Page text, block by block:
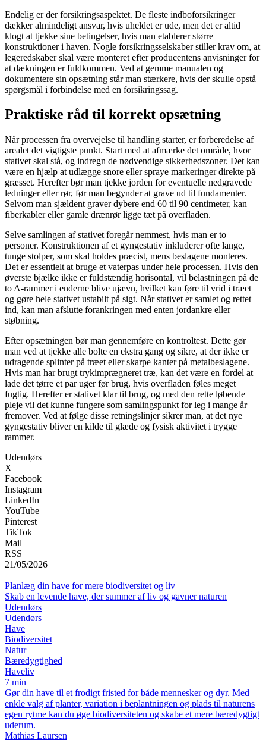
Endelig er der forsikringsaspektet. De fleste indboforsikringer
dækker almindeligt ansvar, hvis uheldet er ude, men det er altid
klogt at tjekke sine betingelser, hvis man etablerer større
konstruktioner i haven. Nogle forsikringsselskaber stiller krav om, at
legeredskaber skal være monteret efter producentens anvisninger for
at dækningen er fuldkommen. Ved at gemme manualen og
dokumentere sin opsætning står man stærkere, hvis der skulle opstå
spørgsmål i forbindelse med en forsikringssag.
Praktiske råd til korrekt opsætning
Når processen fra overvejelse til handling starter, er forberedelse af
arealet det vigtigste punkt. Start med at afmærke det område, hvor
stativet skal stå, og indregn de nødvendige sikkerhedszoner. Det kan
være en hjælp at udlægge snore eller spraye markeringer direkte på
græsset. Herefter bør man tjekke jorden for eventuelle nedgravede
ledninger eller rør, før man begynder at grave ud til fundamenter.
Selvom man sjældent graver dybere end 60 til 90 centimeter, kan
fiberkabler eller gamle drænrør ligge tæt på overfladen.
Selve samlingen af stativet foregår nemmest, hvis man er to
personer. Konstruktionen af et gyngestativ inkluderer ofte lange,
tunge stolper, som skal holdes præcist, mens beslagene monteres.
Det er essentielt at bruge et vaterpas under hele processen. Hvis den
øverste bjælke ikke er fuldstændig horisontal, vil belastningen på de
to A-rammer i enderne blive ujævn, hvilket kan føre til vrid i træet
og gøre hele stativet ustabilt på sigt. Når stativet er samlet og rettet
ind, kan man afslutte forankringen med enten jordankre eller
støbning.
Efter opsætningen bør man gennemføre en kontroltest. Dette gør
man ved at tjekke alle bolte en ekstra gang og sikre, at der ikke er
udragende splinter på træet eller skarpe kanter på metalbeslagene.
Hvis man har brugt trykimprægneret træ, kan det være en fordel at
lade det tørre et par uger før brug, hvis overfladen føles meget
fugtig. Herefter er stativet klar til brug, og med den rette løbende
pleje vil det kunne fungere som samlingspunkt for leg i mange år
fremover. Ved at følge disse retningslinjer sikrer man, at det nye
gyngestativ bliver en kilde til glæde og fysisk aktivitet i trygge
rammer.
Udendørs
X
Facebook
Instagram
LinkedIn
YouTube
Pinterest
TikTok
Mail
RSS
21/05/2026
Planlæg din have for mere biodiversitet og liv
Skab en levende have, der summer af liv og gavner naturen
Udendørs
Udendørs
Have
Biodiversitet
Natur
Bæredygtighed
Haveliv
7 min
Gør din have til et frodigt fristed for både mennesker og dyr. Med
enkle valg af planter, variation i beplantningen og plads til naturens
egen rytme kan du øge biodiversiteten og skabe et mere bæredygtigt
uderum.
Mathias Laursen